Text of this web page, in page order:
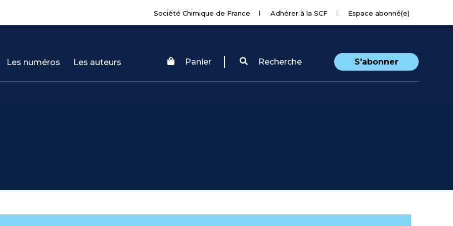
Société Chimique de France Adhérer à la SCF Espace abonné(e)
Les numéros Les auteurs Panier Recherche S'abonner